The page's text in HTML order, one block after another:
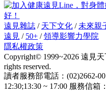
好！
遠見雜誌 / 天下文化 / 未來親
遠見 / 50+ /領導影響力學院
隱私權政策
Copyright© 1999~2026 遠見
rights reserved.
讀者服務部電話：(02)2662-
12:30;13:30 ~ 17:00 服務信箱：